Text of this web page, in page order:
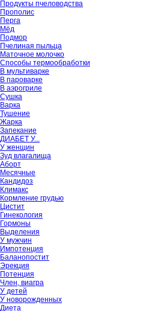
Продукты пчеловодства
Прополис
Перга
Мёд
Подмор
Пчелиная пыльца
Маточное молочко
Способы термообработки
В мультиварке
В пароварке
В аэрогриле
Сушка
Варка
Тушение
Жарка
Запекание
ДИАБЕТ У...
У женщин
Зуд влагалища
Аборт
Месячные
Кандидоз
Климакс
Кормление грудью
Цистит
Гинекология
Гормоны
Выделения
У мужчин
Импотенция
Баланопостит
Эрекция
Потенция
Член, виагра
У детей
У новорожденных
Диета